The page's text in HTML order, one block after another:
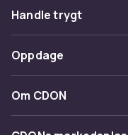
Vanlige spørsmål
Spor pakke
Angre & returner her
Kontakt oss
Handle trygt
Betaling
Levering
Oppdage
Kategorier
Varemerker
Om CDON
Om oss